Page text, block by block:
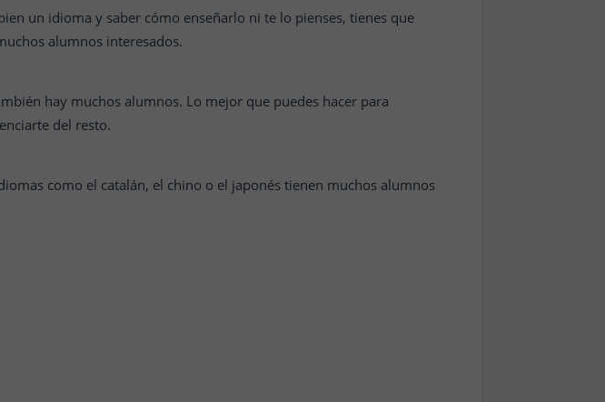
un idioma y saber cómo enseñarlo ni te lo pienses, tienes que
alumnos interesados.
hay muchos alumnos. Lo mejor que puedes hacer para
del resto.
como el catalán, el chino o el japonés tienen muchos alumnos